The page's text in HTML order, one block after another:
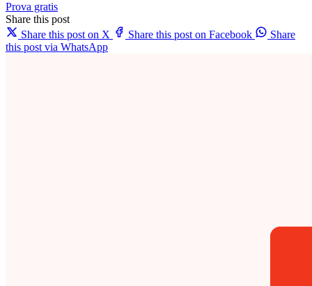
Prova gratis
Share this post
Share this post on X
Share this post on Facebook
Share
this post via WhatsApp